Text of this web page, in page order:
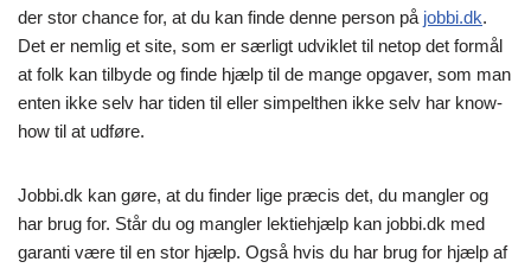
der stor chance for, at du kan finde denne person på jobbi.dk.
Det er nemlig et site, som er særligt udviklet til netop det formål
at folk kan tilbyde og finde hjælp til de mange opgaver, som man
enten ikke selv har tiden til eller simpelthen ikke selv har know-
how til at udføre.
Jobbi.dk kan gøre, at du finder lige præcis det, du mangler og
har brug for. Står du og mangler lektiehjælp kan jobbi.dk med
garanti være til en stor hjælp. Også hvis du har brug for hjælp af